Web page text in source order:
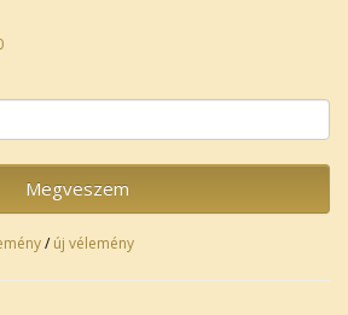
Megveszem
/új vélemény